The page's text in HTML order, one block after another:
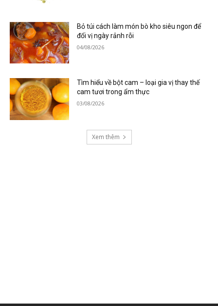
Bỏ túi cách làm món bò kho siêu ngon để
đổi vị ngày rảnh rỗi
04/08/2026
Tìm hiểu về bột cam – loại gia vị thay thế
cam tươi trong ẩm thực
03/08/2026
Xem thêm